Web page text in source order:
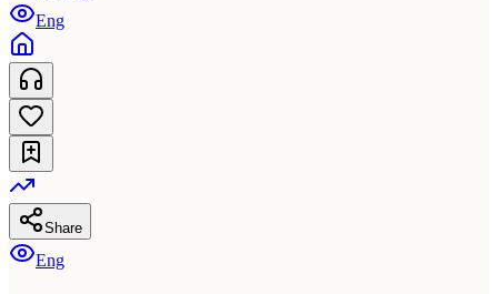
Eng
Share
Eng